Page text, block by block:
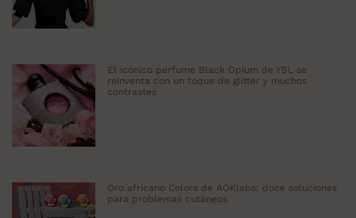
El icónico perfume Black Opium de YSL se
reinventa con un toque de glitter y muchos
contrastes
Oro africano Colors de AOKlabs: doce soluciones
para problemas cutáneos